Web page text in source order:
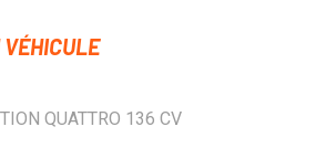
VÉHICULE
QUATTRO 136 CV